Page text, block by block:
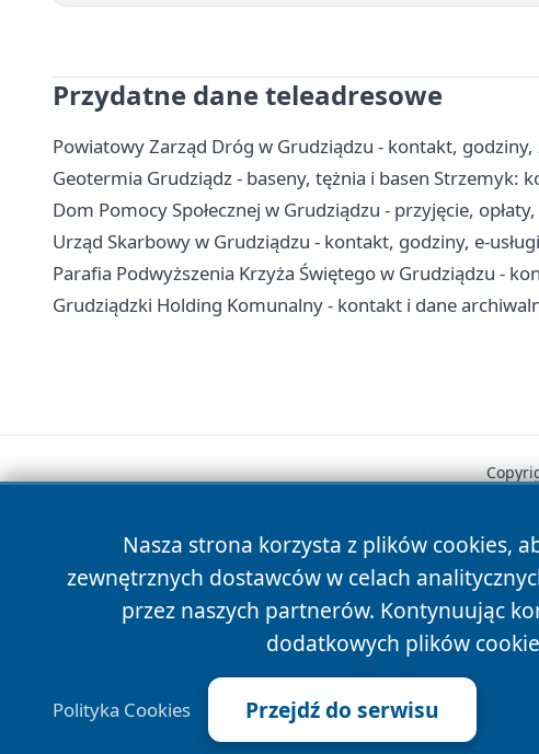
Przydatne dane teleadresowe
Powiatowy Zarząd Dróg w Grudziądzu - kontakt, godziny,
Geotermia Grudziądz - baseny, tężnia i basen Strzemyk:
Dom Pomocy Społecznej w Grudziądzu - przyjęcie,
Urząd Skarbowy w Grudziądzu - kontakt, godziny, e-
Parafia Podwyższenia Krzyża Świętego w Grudziądzu -
Grudziądzki Holding Komunalny - kontakt i dane
Nasza strona korzysta z plików cookies,
zewnętrznych dostawców w celach
przez naszych partnerów. Kontynuując
dodatkowych plików
Polityka Cookies Przejdź do serwisu
News